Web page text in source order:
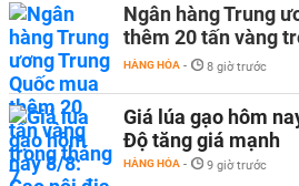
Ngân hàng Trung
thêm 20 tấn vàng
HÀNG HÓA - 8 giờ trước
Giá lúa gạo hôm
Độ tăng giá mạnh
HÀNG HÓA - 9 giờ trước